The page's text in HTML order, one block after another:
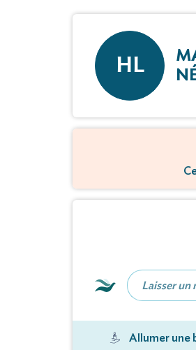
HL
Allumer une